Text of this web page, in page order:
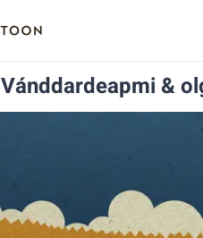
Vánddardeapmi &